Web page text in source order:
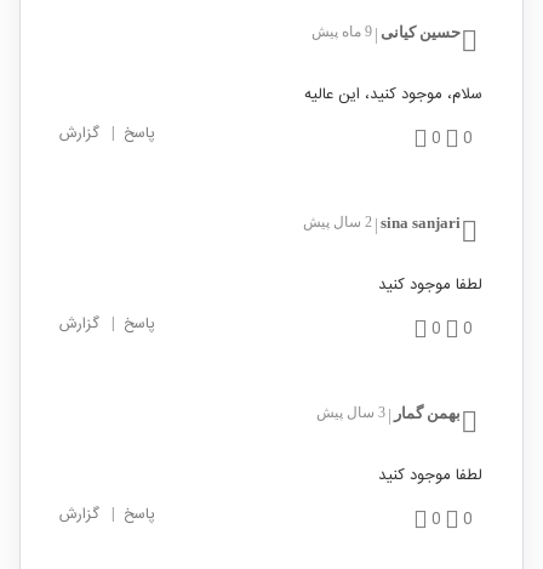
حسین کیانی 9 ماه پیش
سلام، موجود کنید، این عالیه
0
0 پاسخ | گزارش
sina sanjari 2 سال پیش
لطفا موجود کنید
0
0 پاسخ | گزارش
بهمن گمار 3 سال پیش
لطفا موجود کنید
0
0 پاسخ | گزارش